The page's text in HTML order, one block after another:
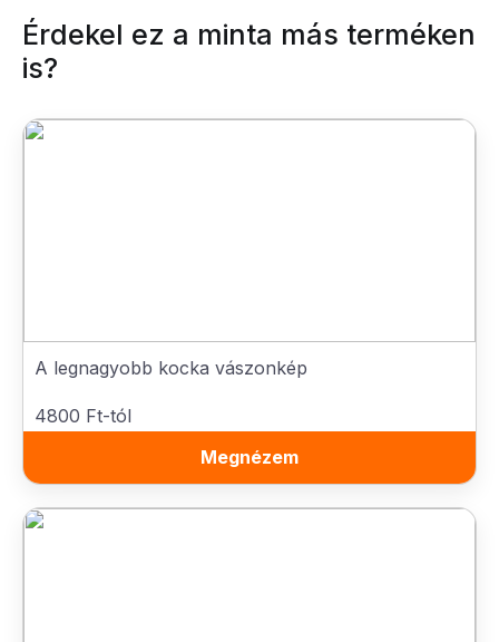
Érdekel ez a minta más terméken
is?
A legnagyobb kocka vászonkép
4800 Ft-tól
Megnézem